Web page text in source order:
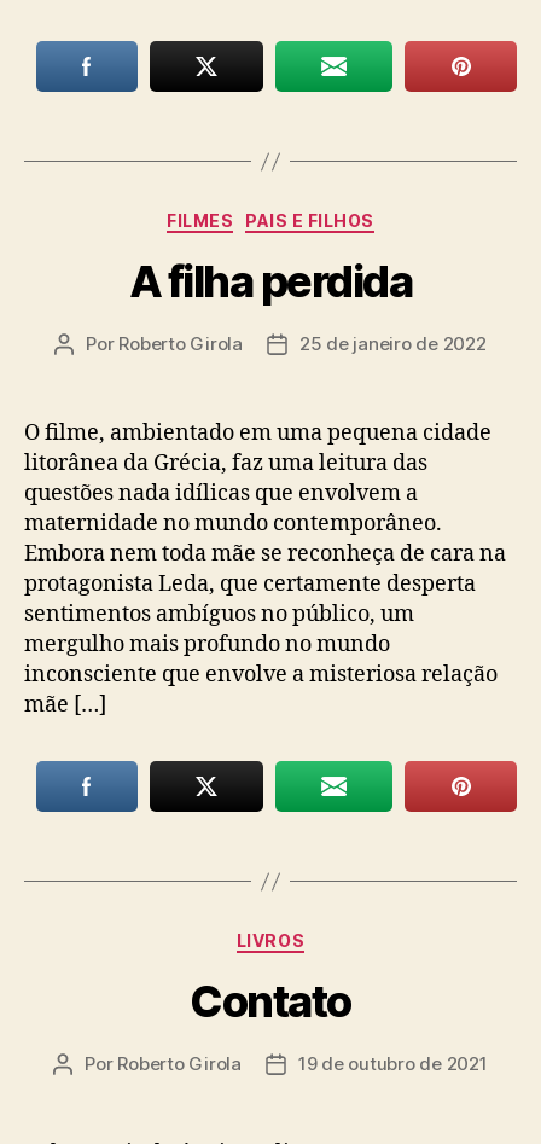
Categorias
FILMES PAIS E FILHOS
A filha perdida
Autor
Por Roberto Girola
Data25 de janeiro de 2022
O filme, ambientado em uma pequena cidade
litorânea da Grécia, faz uma leitura das
questões nada idílicas que envolvem a
maternidade no mundo contemporâneo.
Embora nem toda mãe se reconheça de cara na
protagonista Leda, que certamente desperta
sentimentos ambíguos no público, um
mergulho mais profundo no mundo
inconsciente que envolve a misteriosa relação
mãe […]
Categorias
LIVROS
Contato
Autor
Por Roberto Girola
Data19 de outubro de 2021